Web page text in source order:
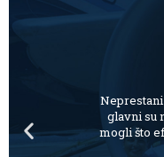
glavni su
mogli što